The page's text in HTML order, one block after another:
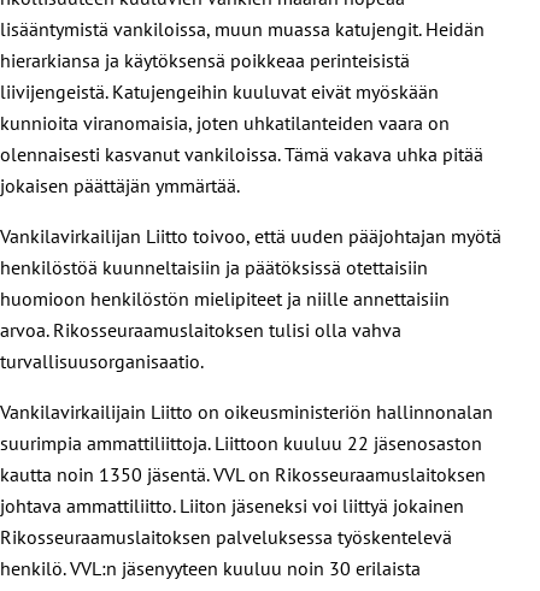
lisääntymistä vankiloissa, muun muassa katujengit. Heidän
hierarkiansa ja käytöksensä poikkeaa perinteisistä
liivijengeistä. Katujengeihin kuuluvat eivät myöskään
kunnioita viranomaisia, joten uhkatilanteiden vaara on
olennaisesti kasvanut vankiloissa. Tämä vakava uhka pitää
jokaisen päättäjän ymmärtää.
Vankilavirkailijan Liitto toivoo, että uuden pääjohtajan myötä
henkilöstöä kuunneltaisiin ja päätöksissä otettaisiin
huomioon henkilöstön mielipiteet ja niille annettaisiin
arvoa. Rikosseuraamuslaitoksen tulisi olla vahva
turvallisuusorganisaatio.
Vankilavirkailijain Liitto on oikeusministeriön hallinnonalan
suurimpia ammattiliittoja. Liittoon kuuluu 22 jäsenosaston
kautta noin 1350 jäsentä. VVL on Rikosseuraamuslaitoksen
johtava ammattiliitto. Liiton jäseneksi voi liittyä jokainen
Rikosseuraamuslaitoksen palveluksessa työskentelevä
henkilö. VVL:n jäsenyyteen kuuluu noin 30 erilaista